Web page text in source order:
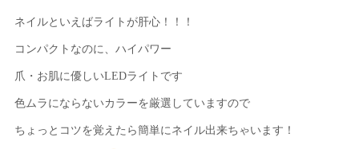
ネイルといえばライトが肝心！！！
コンパクトなのに、ハイパワー
爪・お肌に優しいLEDライトです
色ムラにならないカラーを厳選していますので
ちょっとコツを覚えたら簡単にネイル出来ちゃいます！